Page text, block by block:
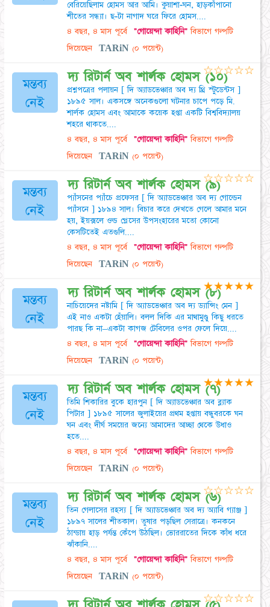
বেরিয়েছিলাম হোমস আর আমি। কুয়াশা-ঘন, হাড়কাঁপানো
শীতের সন্ধ্যা। ছ-টা নাগাদ ঘরে ফিরে হোমস....
৪ বছর, ৪ মাস পূর্বে "গোয়েন্দা কাহিনি"বিভাগে গল্পটি
দিয়েছেন
TARiN(০ পয়েন্ট)
মন্তব্য
নেই
দ্য রিটার্ন অব শার্লক হোমস (১০)
প্রশ্নপত্রের পলায়ন [ দি অ্যাডভেঞ্চার অব দ্য থ্রি স্টুডেন্টস ]
১৮৯৫ সাল। একসঙ্গে অনেকগুলো ঘটনার চাপে পড়ে মি.
শার্লক হোমস এবং আমাকে কয়েক হপ্তা একটি বিশ্ববিদ্যালয়
শহরে থাকতে....
৪ বছর, ৪ মাস পূর্বে "গোয়েন্দা কাহিনি"বিভাগে গল্পটি
দিয়েছেন
TARiN(০ পয়েন্ট)
☆☆☆☆☆
মন্তব্য
নেই
দ্য রিটার্ন অব শার্লক হোমস (৯)
প্যাঁসনের প্যাঁচে প্রফেসর [ দি অ্যাডভেঞ্চার অব দ্য গোল্ডেন
প্যাঁসনে ] ১৮৯৪ সাল। বিচার করে দেখতে গেলে আমার মনে
হয়, ইয়ক্সলে ওল্ড প্লেসের উপসংহারের মতো কোনো
কেসটিতেই এতগুলি....
৪ বছর, ৪ মাস পূর্বে "গোয়েন্দা কাহিনি"বিভাগে গল্পটি
দিয়েছেন
TARiN(০ পয়েন্ট)
☆☆☆☆☆
মন্তব্য
নেই
দ্য রিটার্ন অব শার্লক হোমস (৮)
নাচিয়েদের নষ্টামি [ দি অ্যাডভেঞ্চার অব দ্য ড্যান্সিং মেন ]
এই নাও একটা হেঁয়ালি। বলল দিকি এর মাথামুণ্ডু কিছু ধরতে
পারছ কি না–একটা কাগজ টেবিলের ওপর ফেলে দিয়ে....
৪ বছর, ৪ মাস পূর্বে "গোয়েন্দা কাহিনি"বিভাগে গল্পটি
দিয়েছেন
TARiN(০ পয়েন্ট)
★★★★★
মন্তব্য
নেই
দ্য রিটার্ন অব শার্লক হোমস (৭)
তিমি শিকারির বুকে হারপুন [ দি অ্যাডভেঞ্চার অব ব্ল্যাক
পিটার ] ১৮৯৫ সালের জুলাইয়ের প্রথম হপ্তায় বন্ধুবরকে ঘন
ঘন এবং দীর্ঘ সময়ের জন্যে আমাদের আচ্ছা থেকে উধাও
হতে....
৪ বছর, ৪ মাস পূর্বে "গোয়েন্দা কাহিনি"বিভাগে গল্পটি
দিয়েছেন
TARiN(০ পয়েন্ট)
★★★★★
মন্তব্য
নেই
দ্য রিটার্ন অব শার্লক হোমস (৬)
তিন গেলাসের রহস্য [ দি অ্যাডভেঞ্চার অব দ্য অ্যাবি গ্যাঞ্জ ]
১৮৯৭ সালের শীতকাল। তুষার পড়ছিল সেরাত্রে। কনকনে
ঠান্ডায় হাড় পর্যন্ত কেঁপে উঠছিল। ভোররাতের দিকে কাঁধ ধরে
ঝাঁকানি....
৪ বছর, ৪ মাস পূর্বে "গোয়েন্দা কাহিনি"বিভাগে গল্পটি
দিয়েছেন
TARiN(০ পয়েন্ট)
☆☆☆☆☆
☆☆☆☆☆